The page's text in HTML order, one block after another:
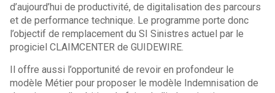
d’aujourd’hui de productivité, de digitalisation des parcours
et de performance technique. Le programme porte donc
l’objectif de remplacement du SI Sinistres actuel par le
progiciel CLAIMCENTER de GUIDEWIRE.
Il offre aussi l’opportunité de revoir en profondeur le
modèle Métier pour proposer le modèle Indemnisation de